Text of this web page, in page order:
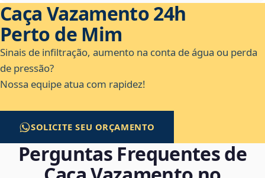
Caça Vazamento 24h
Perto de Mim
Sinais de infiltração, aumento na conta de água ou perda
de pressão?
Nossa equipe atua com rapidez!
SOLICITE SEU ORÇAMENTO
Perguntas Frequentes de